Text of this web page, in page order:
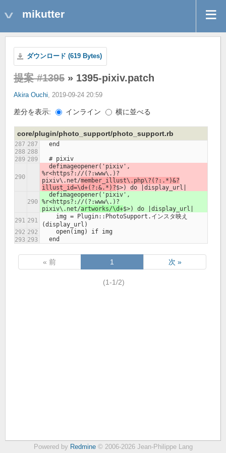
mikutter
ダウンロード (619 Bytes)
提案 #1395 » 1395-pixiv.patch
Akira Ouchi, 2019-09-24 20:59
差分を表示: インライン 横に並べる
core/plugin/photo_support/photo_support.rb
  end
  # pixiv
%r<https?://(?:www\.)?
pixiv\.net/member_illust\.php\?(?:.*)&?
illust_id=\d+(?:&.*)?$>) do |display_url|
%r<https?://(?:www\.)?
pixiv\.net/artworks/\d+$>) do |display_url|
(display_url)
    open(img) if img
  end
« 前 1 次 »
(1-1/2)
Powered by Redmine© 2006-2026 Jean-Philippe Lang